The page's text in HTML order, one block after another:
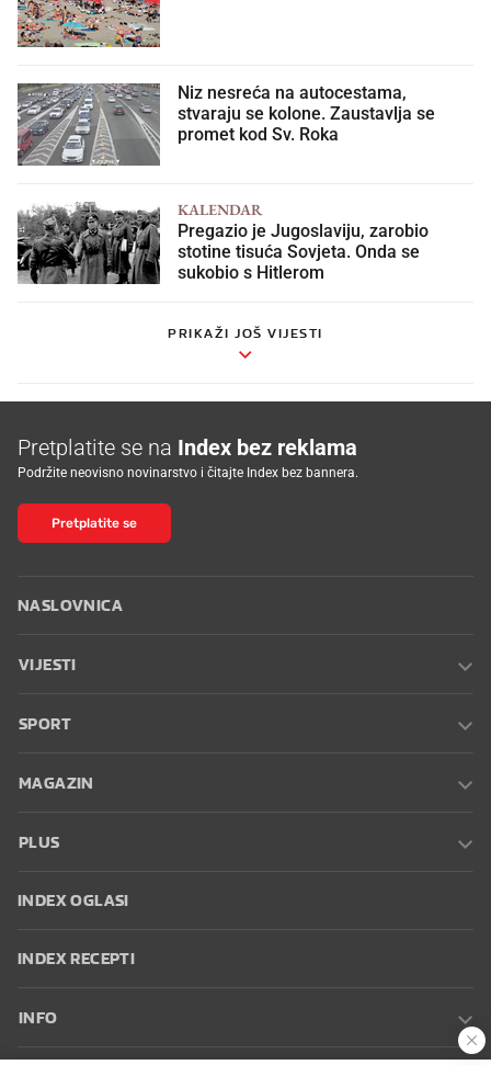
Niz nesreća na autocestama,
stvaraju se kolone. Zaustavlja se
promet kod Sv. Roka
KALENDAR
Pregazio je Jugoslaviju, zarobio
stotine tisuća Sovjeta. Onda se
sukobio s Hitlerom
PRIKAŽI JOŠ VIJESTI
Pretplatite se na Index bez reklama
Podržite neovisno novinarstvo i čitajte Index bez bannera.
Pretplatite se
NASLOVNICA
VIJESTI
SPORT
MAGAZIN
PLUS
INDEX OGLASI
INDEX RECEPTI
INFO